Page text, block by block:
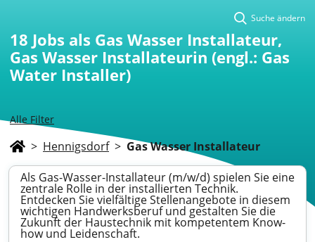
Alle Filter
Suche ändern
18 Jobs als Gas Wasser Installateur,
Gas Wasser Installateurin (engl.: Gas
Water Installer)
> Hennigsdorf > Gas Wasser Installateur
Als Gas-Wasser-Installateur (m/w/d) spielen Sie eine
zentrale Rolle in der installierten Technik.
Entdecken Sie vielfältige Stellenangebote in diesem
wichtigen Handwerksberuf und gestalten Sie die
Zukunft der Haustechnik mit kompetentem Know-
how und Leidenschaft.